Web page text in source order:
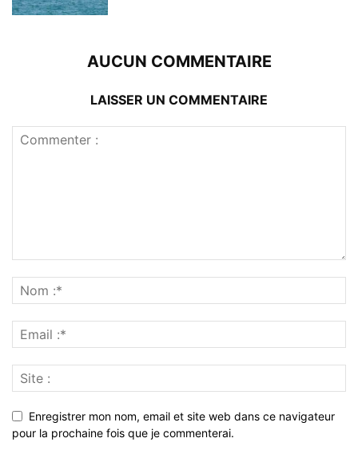
AUCUN COMMENTAIRE
LAISSER UN COMMENTAIRE
Enregistrer mon nom, email et site web dans ce navigateur
pour la prochaine fois que je commenterai.